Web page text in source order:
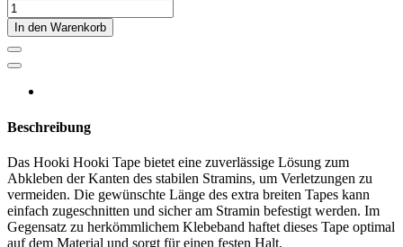
In den Warenkorb
Beschreibung
Das Hooki Hooki Tape bietet eine zuverlässige Lösung zum
Abkleben der Kanten des stabilen Stramins, um Verletzungen zu
vermeiden. Die gewünschte Länge des extra breiten Tapes kann
einfach zugeschnitten und sicher am Stramin befestigt werden. Im
Gegensatz zu herkömmlichem Klebeband haftet dieses Tape optimal
auf dem Material und sorgt für einen festen Halt.